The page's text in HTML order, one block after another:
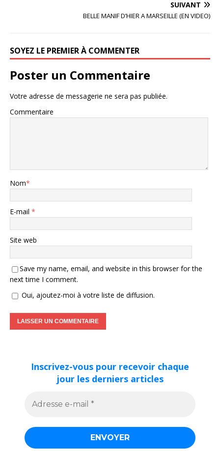
SUIVANT
BELLE MANIF D’HIER A MARSEILLE (EN VIDEO)
SOYEZ LE PREMIER À COMMENTER
Poster un Commentaire
Votre adresse de messagerie ne sera pas publiée.
Commentaire
Nom*
E-mail *
Site web
Save my name, email, and website in this browser for the
next time I comment.
Oui, ajoutez-moi à votre liste de diffusion.
Inscrivez-vous pour recevoir chaque
jour les derniers articles